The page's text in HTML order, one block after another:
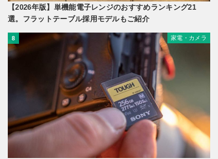
【2026年版】単機能電子レンジのおすすめランキング21
選。フラットテーブル採用モデルもご紹介
8 家電・カメラ